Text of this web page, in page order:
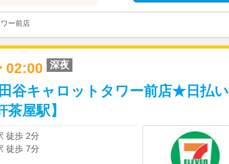
ー前店
02:00 深夜
谷キャロットタワー前店★日払い
屋駅】
徒歩 2分
徒歩 7分